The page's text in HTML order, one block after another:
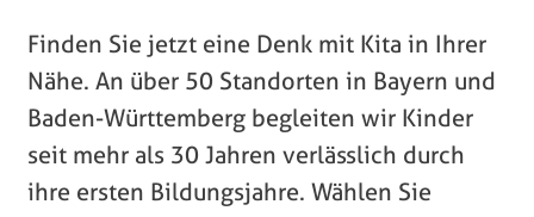
Finden Sie jetzt eine Denk mit Kita in Ihrer
Nähe. An über 50 Standorten in Bayern und
Baden-Württemberg begleiten wir Kinder
seit mehr als 30 Jahren verlässlich durch
ihre ersten Bildungsjahre. Wählen Sie